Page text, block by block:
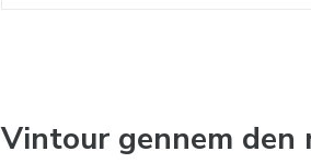
Vintour gennem den